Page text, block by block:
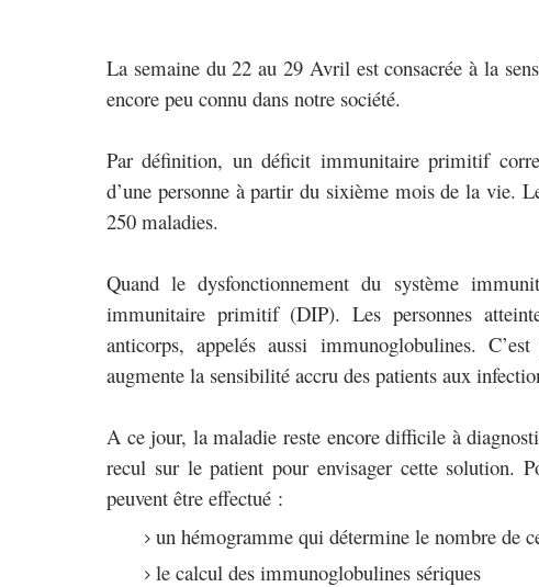
La semaine du 22 au 29 Avril est consacrée à la
encore peu connu dans notre société.
Par définition, un déficit immunitaire primitif
d’une personne à partir du sixième mois de la vie.
250 maladies.
Quand le dysfonctionnement du système
immunitaire primitif (DIP). Les personnes
anticorps, appelés aussi immunoglobulines.
augmente la sensibilité accru des patients aux
A ce jour, la maladie reste encore difficile à
recul sur le patient pour envisager cette solution.
peuvent être effectué :
un hémogramme qui détermine le nombre de
le calcul des immunoglobulines sériques